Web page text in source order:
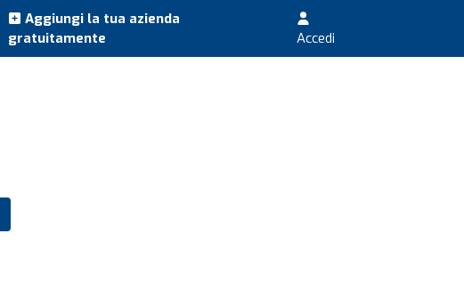
Aggiungi la tua azienda
gratuitamente
Accedi